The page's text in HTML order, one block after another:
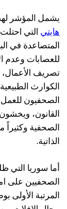
يشمل المؤشر
هايتي التي
المتصاعدة في
للعصابات وعدم
تصريف
الكوارث
الصحفيون
القانون،
الصحفية وكثيراً
الذاتية.
أما سوريا
الصحفيين على
المرتبة الأولى